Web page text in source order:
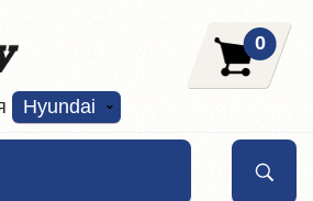
Hyundai
0